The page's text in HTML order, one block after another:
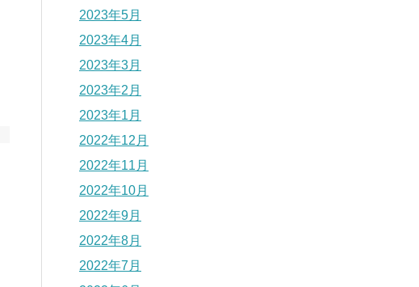
2023年5月
2023年4月
2023年3月
2023年2月
2023年1月
2022年12月
2022年11月
2022年10月
2022年9月
2022年8月
2022年7月